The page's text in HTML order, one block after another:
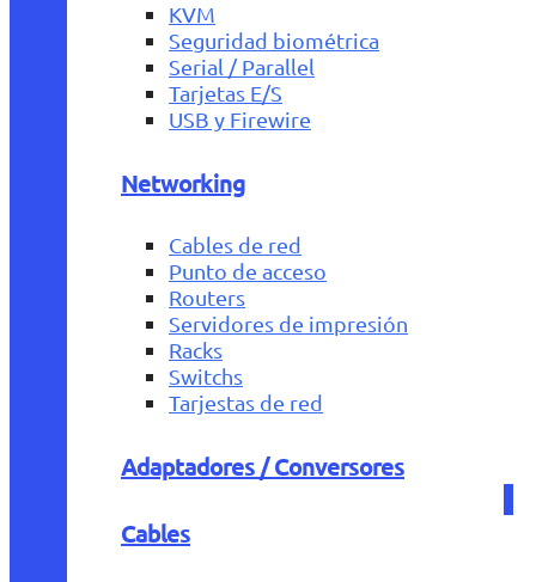
KVM
Seguridad biométrica
Serial / Parallel
Tarjetas E/S
USB y Firewire
Networking
Cables de red
Punto de acceso
Routers
Servidores de impresión
Racks
Switchs
Tarjestas de red
Adaptadores / Conversores
Cables